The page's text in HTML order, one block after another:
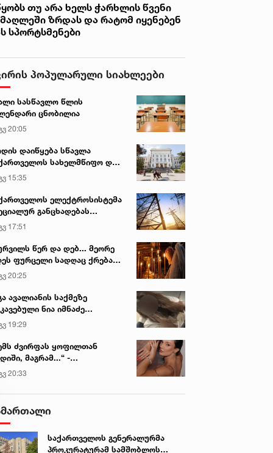
თუ არა ხელს ჭარხლის წვენი
ზრდას და რატომ იყენებენ
სპორტსმენები
პოპულარული სიახლეები
სასწავლო წლის
ცნობილია
20:05
დაიწყება სწავლა
სახელმწიფო და
უნივერსიტეტებში
15:35
ელექტროსისტემა
განცხადებას
17:51
წერ და დებ... მეორე
ფურცელი სადღაც ქრება
სურვილი სრულდება...“ -
ტაძარი შიდა
20:25
ავალიანის საქმეზე
ნია იმნაძე
გადაჰყავთ
19:29
ძვირფას ყოფილთან
მაგრამ...“ -
პაიჭაძის
აღიარება
20:33
საქართველოს გენერალურმა
პროკურატურამ სამშობლოს